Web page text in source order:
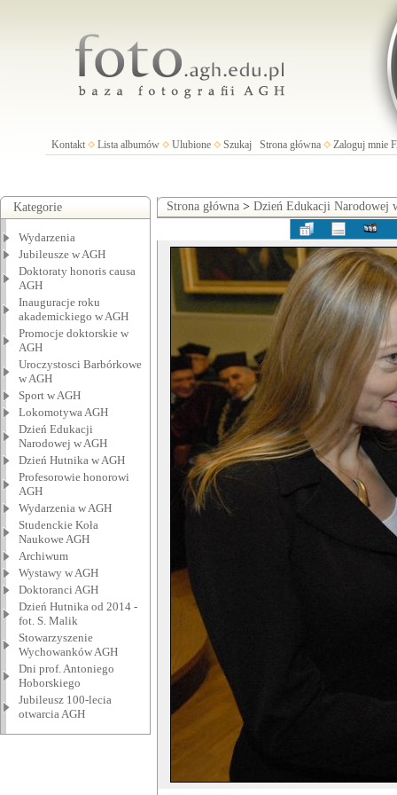
Kontakt Lista albumów Ulubione Szukaj Strona główna Zaloguj mnie
Kategorie
Wydarzenia
Jubileusze w AGH
Doktoraty honoris causa
AGH
Inauguracje roku
akademickiego w AGH
Promocje doktorskie w
AGH
Uroczystosci Barbórkowe
w AGH
Sport w AGH
Lokomotywa AGH
Dzień Edukacji
Narodowej w AGH
Dzień Hutnika w AGH
Profesorowie honorowi
AGH
Wydarzenia w AGH
Studenckie Koła
Naukowe AGH
Archiwum
Wystawy w AGH
Doktoranci AGH
Dzień Hutnika od 2014 -
fot. S. Malik
Stowarzyszenie
Wychowanków AGH
Dni prof. Antoniego
Hoborskiego
Jubileusz 100-lecia
otwarcia AGH
Strona główna > Dzień Edukacji Narodowej